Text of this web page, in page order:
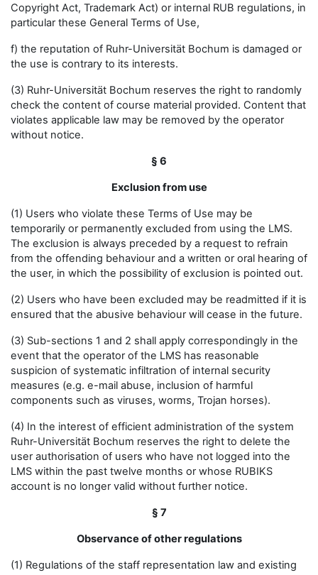
Copyright Act, Trademark Act) or internal RUB regulations, in
particular these General Terms of Use,
f) the reputation of Ruhr-Universität Bochum is damaged or
the use is contrary to its interests.
(3) Ruhr-Universität Bochum reserves the right to randomly
check the content of course material provided. Content that
violates applicable law may be removed by the operator
without notice.
§ 6
Exclusion from use
(1) Users who violate these Terms of Use may be
temporarily or permanently excluded from using the LMS.
The exclusion is always preceded by a request to refrain
from the offending behaviour and a written or oral hearing of
the user, in which the possibility of exclusion is pointed out.
(2) Users who have been excluded may be readmitted if it is
ensured that the abusive behaviour will cease in the future.
(3) Sub-sections 1 and 2 shall apply correspondingly in the
event that the operator of the LMS has reasonable
suspicion of systematic infiltration of internal security
measures (e.g. e-mail abuse, inclusion of harmful
components such as viruses, worms, Trojan horses).
(4) In the interest of efficient administration of the system
Ruhr-Universität Bochum reserves the right to delete the
user authorisation of users who have not logged into the
LMS within the past twelve months or whose RUBIKS
account is no longer valid without further notice.
§ 7
Observance of other regulations
(1) Regulations of the staff representation law and existing